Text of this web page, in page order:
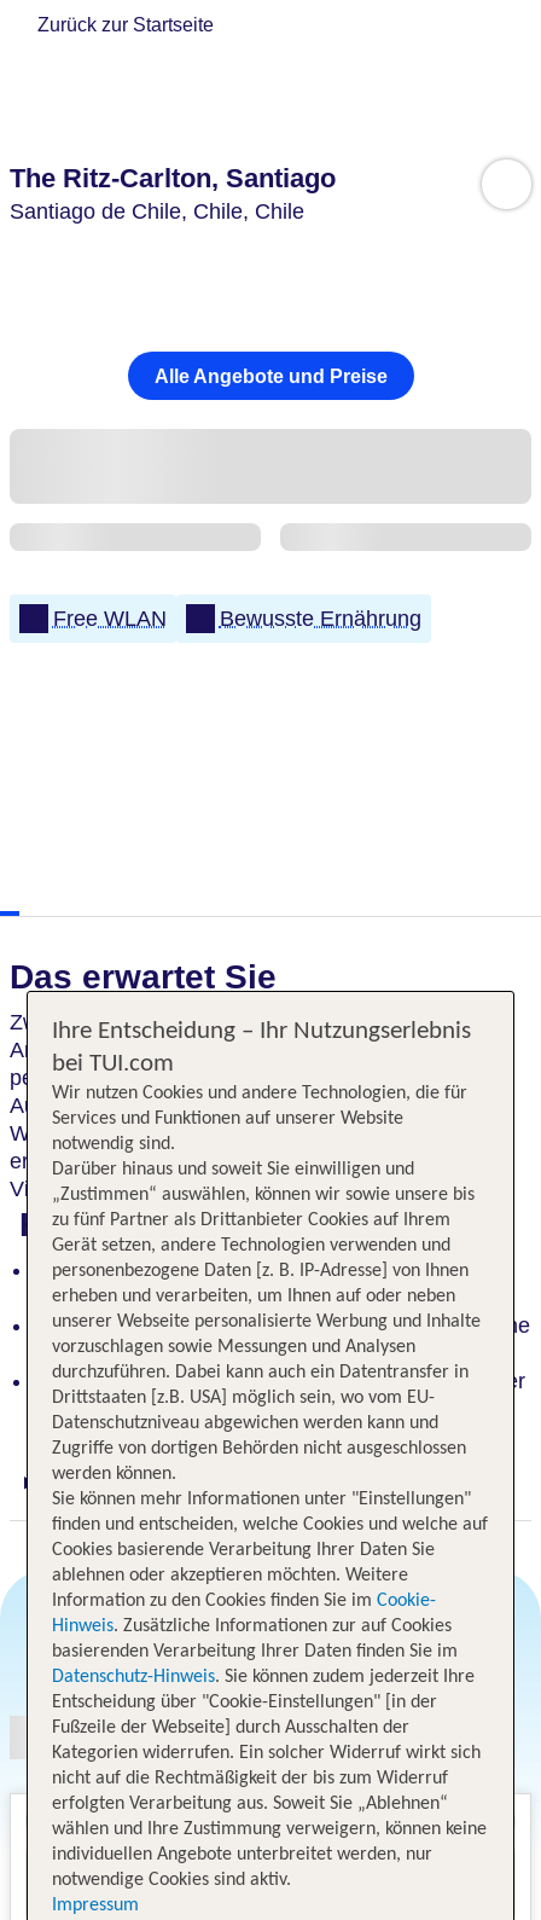
Zurück zur Startseite
The Ritz-Carlton, Santiago
Santiago de Chile, Chile, Chile
Alle Angebote und Preise
Free WLAN Bewusste Ernährung
Das erwartet Sie
Zwischen Pazifikstränden und den majestätischen
Anden, definiert das Ritz-Carlton in Santiago
persönlichen Service
Aufenthalt verspricht unvergessliche
Wellnessangebote,
erstklassigen Service in einem der angesehensten
Viertel der Stadt.
Highlights
Sandstrände am Pazifik & Skilaufen in den
majestätischen Anden
Unvergessliche Wellnessangebote und kulinarische
Genüsse
Erstklassiger Service im angesehensten Viertel der
Stadt
Digitaler und telefonischer 24/7 TUI Service
Angebotsauswahl
Ihre Entscheidung – Ihr Nutzungserlebnis
bei TUI.com
Wir nutzen Cookies und andere Technologien, die für
Services und Funktionen auf unserer Website
notwendig sind.
Darüber hinaus und soweit Sie einwilligen und
„Zustimmen“ auswählen, können wir sowie unsere bis
zu fünf Partner als Drittanbieter Cookies auf Ihrem
Gerät setzen, andere Technologien verwenden und
personenbezogene Daten [z. B. IP-Adresse] von Ihnen
erheben und verarbeiten, um Ihnen auf oder neben
unserer Webseite personalisierte Werbung und Inhalte
vorzuschlagen sowie Messungen und Analysen
durchzuführen. Dabei kann auch ein Datentransfer in
Drittstaaten [z.B. USA] möglich sein, wo vom EU-
Datenschutzniveau abgewichen werden kann und
Zugriffe von dortigen Behörden nicht ausgeschlossen
werden können.
Sie können mehr Informationen unter "Einstellungen"
finden und entscheiden, welche Cookies und welche auf
Cookies basierende Verarbeitung Ihrer Daten Sie
ablehnen oder akzeptieren möchten. Weitere
Information zu den Cookies finden Sie im Cookie-
Hinweis. Zusätzliche Informationen zur auf Cookies
basierenden Verarbeitung Ihrer Daten finden Sie im
Datenschutz-Hinweis. Sie können zudem jederzeit Ihre
Entscheidung über "Cookie-Einstellungen" [in der
Fußzeile der Webseite] durch Ausschalten der
Kategorien widerrufen. Ein solcher Widerruf wirkt sich
nicht auf die Rechtmäßigkeit der bis zum Widerruf
erfolgten Verarbeitung aus. Soweit Sie „Ablehnen“
wählen und Ihre Zustimmung verweigern, können keine
individuellen Angebote unterbreitet werden, nur
notwendige Cookies sind aktiv.
Impressum